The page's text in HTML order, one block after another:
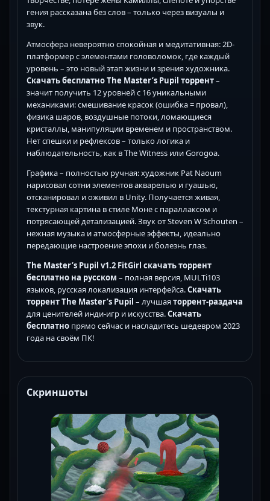
гения рассказана без слов – только через визуалы и
звук.
Атмосфера невероятно спокойная и медитативная: 2D-
платформер с элементами головоломок, где каждый
уровень – это новый этап жизни и зрения художника.
Скачать бесплатно The Master’s Pupil торрент–
значит получить 12 уровней с 16 уникальными
механиками: смешивание красок (ошибка = провал),
физика шаров, воздушные потоки, ломающиеся
кристаллы, манипуляции временем и пространством.
Нет спешки и рефлексов – только логика и
наблюдательность, как в The Witness или Gorogoa.
Графика – полностью ручная: художник Pat Naoum
нарисовал сотни элементов акварелью и гуашью,
отсканировал и оживил в Unity. Получается живая,
текстурная картина в стиле Моне с параллаксом и
потрясающей детализацией. Звук от Steven W Schouten –
нежная музыка и атмосферные эффекты, идеально
передающие настроение эпохи и болезнь глаз.
The Master’s Pupil v1.2 FitGirl скачать торрент
бесплатно на русском – полная версия, MULTi103
языков, русская локализация интерфейса.Скачать
торрент The Master’s Pupil – лучшаяторрент-раздача
для ценителей инди-игр и искусства.Скачать
бесплатно прямо сейчас и насладитесь шедевром 2023
года на своём ПК!
Скриншоты